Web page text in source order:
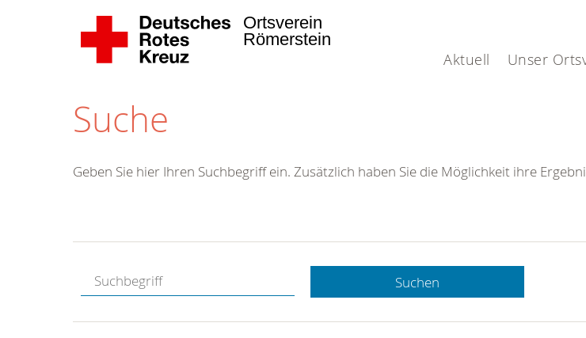
Aktuell Unser
Ortsverein
Römerstein
Suche
Hotline.
gerne.
Geben Sie hier Ihren Suchbegriff ein. Zusätzlich haben Sie die Möglichkeit ihre
Suchen